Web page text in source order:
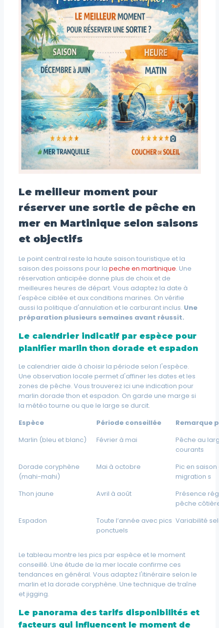
Le meilleur moment pour
réserver une sortie de pêche en
mer en Martinique selon saisons
et objectifs
Le point central reste la haute saison touristique et la
saison des poissons pour la peche en martinique. Une
réservation anticipée donne plus de choix et de
meilleures heures de départ. Vous adaptez la date à
l'espèce ciblée et aux conditions marines. On vérifie
aussi la politique d'annulation et le carburant inclus. Une
préparation plusieurs semaines avant réussit.
Le calendrier indicatif par espèce pour
planifier marlin thon dorade et espadon
Le calendrier aide à choisir la période selon l'espèce.
Une observation locale permet d'affiner les dates et les
zones de pêche. Vous trouverez ici une indication pour
marlin dorade thon et espadon. On garde une marge si
la météo tourne ou que le large se durcit.
Espèce
Période conseillée
Remarque
Marlin (bleu et blanc)
Février à mai
Pêche au
courants
Dorade coryphène
(mahi-mahi)
Mai à octobre
Pic en
migration s
Thon jaune
Avril à août
Présence
pêche
Espadon
Toute l’année avec pics
ponctuels
Variabilité
Le tableau montre les pics par espèce et le moment
conseillé. Une étude de la mer locale confirme ces
tendances en général. Vous adaptez l'itinéraire selon le
marlin et la dorade coryphène. Une technique de traîne
et jigging.
Le panorama des tarifs disponibilités et
facteurs qui influencent le moment de